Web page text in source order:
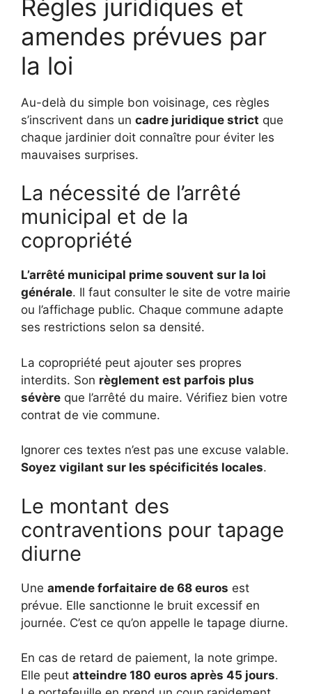
Règles juridiques et
amendes prévues par
la loi
Au-delà du simple bon voisinage, ces règles
s’inscrivent dans un cadre juridique strict que
chaque jardinier doit connaître pour éviter les
mauvaises surprises.
La nécessité de l’arrêté
municipal et de la
copropriété
L’arrêté municipal prime souvent sur la loi
générale. Il faut consulter le site de votre mairie
ou l’affichage public. Chaque commune adapte
ses restrictions selon sa densité.
La copropriété peut ajouter ses propres
interdits. Son règlement est parfois plus
sévère que l’arrêté du maire. Vérifiez bien votre
contrat de vie commune.
Ignorer ces textes n’est pas une excuse valable.
Soyez vigilant sur les spécificités locales.
Le montant des
contraventions pour tapage
diurne
Une amende forfaitaire de 68 euros est
prévue. Elle sanctionne le bruit excessif en
journée. C’est ce qu’on appelle le tapage diurne.
En cas de retard de paiement, la note grimpe.
Elle peut atteindre 180 euros après 45 jours.